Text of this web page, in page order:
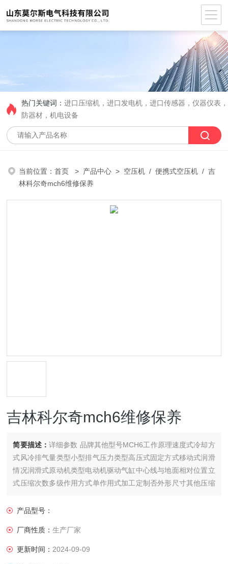
热门关键词：进口压缩机，进口发电机，进口传感器，仪器仪表
防器材，机电设备
当前位置：首页 > 产品中心 > 空压机 /便携式空压机 / 吉
林科尔奇mch6维修保养
吉林科尔奇mch6维修保养
简要描述：详细参数 品牌其他型号MCH6工作原理速度式冷却方
式风冷排气量类型小型排气压力类型高压式固定方式移动式润滑
情况润滑式原动机类型电动机驱动气缸中心线与地面相对位置立
式压缩次数多级作用方式单作用式加工定制否外形尺寸其他压缩
产品型号：
厂商性质：生产厂家
更新时间： 2024-09-09